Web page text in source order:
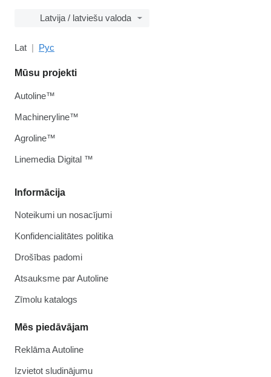
Latvija / latviešu valoda
Lat Рус
Informācija
Noteikumi un nosacījumi
Konfidencialitātes politika
Drošības padomi
Atsauksme par Autoline
Zīmolu katalogs
Mēs piedāvājam
Reklāma Autoline
Izvietot sludinājumu
Mūsu projekti
Autoline™
Machineryline™
Agroline™
Linemedia Digital ™